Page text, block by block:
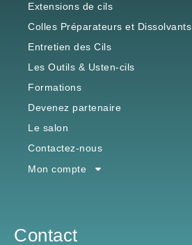
Extensions de cils
Colles Préparateurs et Dissolvants
Entretien des Cils
Les Outils & Usten-cils
Formations
Devenez partenaire
Le salon
Contactez-nous
Mon compte
Contact